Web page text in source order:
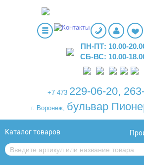
ПН-ПТ: 10.00-
СБ-ВС: 10.00-
+7 473 229-06-20,
г. Воронеж, бульвар
Каталог товаров